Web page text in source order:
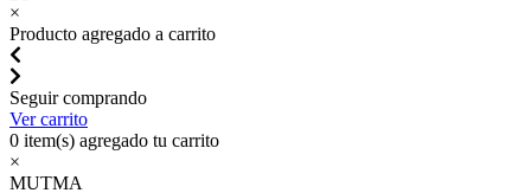
×
Producto agregado a carrito
Seguir comprando
Ver carrito
0 item(s) agregado tu carrito
×
MUTMA